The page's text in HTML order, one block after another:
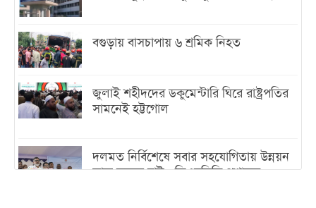
বগুড়ায় বাসচাপায় ৬ শ্রমিক নিহত
জুলাই শহীদদের ডকুমেন্টারি ঘিরে রাষ্ট্রপতির
সামনেই হট্টগোল
দলমত নির্বিশেষে সবার সহযোগিতায় উন্নয়ন
কাজ করতে চাই : ডিএনসিসি প্রশাসক